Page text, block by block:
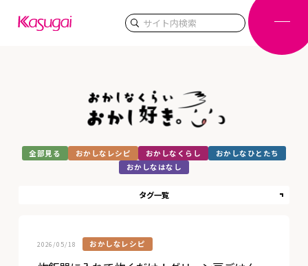
検索
全部見る おかしなレシピ おかしなくらし
おかしなひとたち
おかしなはなし
タグ一覧
2026/05/18 おかしなレシピ